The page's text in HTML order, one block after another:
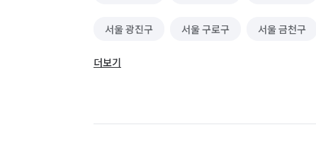
서울 광진구 서울 구로구 서울 금천구
서울 동대문구
더보기